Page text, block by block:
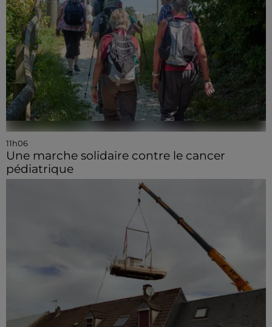
11h06
Une marche solidaire contre le cancer
pédiatrique